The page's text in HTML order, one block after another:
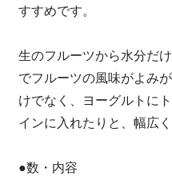
すすめです。
生のフルーツから水分だ
でフルーツの風味がよみ
けでなく、ヨーグルトに
インに入れたりと、幅広
●数・内容